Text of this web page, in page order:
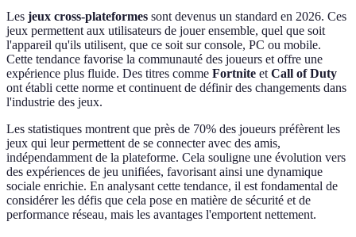
Les jeux cross-plateformes sont devenus un standard en 2026. Ces
jeux permettent aux utilisateurs de jouer ensemble, quel que soit
l'appareil qu'ils utilisent, que ce soit sur console, PC ou mobile.
Cette tendance favorise la communauté des joueurs et offre une
expérience plus fluide. Des titres comme Fortnite etCall of Duty
ont établi cette norme et continuent de définir des changements dans
l'industrie des jeux.
Les statistiques montrent que près de 70% des joueurs préfèrent les
jeux qui leur permettent de se connecter avec des amis,
indépendamment de la plateforme. Cela souligne une évolution vers
des expériences de jeu unifiées, favorisant ainsi une dynamique
sociale enrichie. En analysant cette tendance, il est fondamental de
considérer les défis que cela pose en matière de sécurité et de
performance réseau, mais les avantages l'emportent nettement.